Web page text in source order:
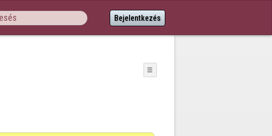
Bejelentkezés
☰